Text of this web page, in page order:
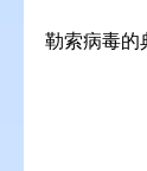
勒索病毒的